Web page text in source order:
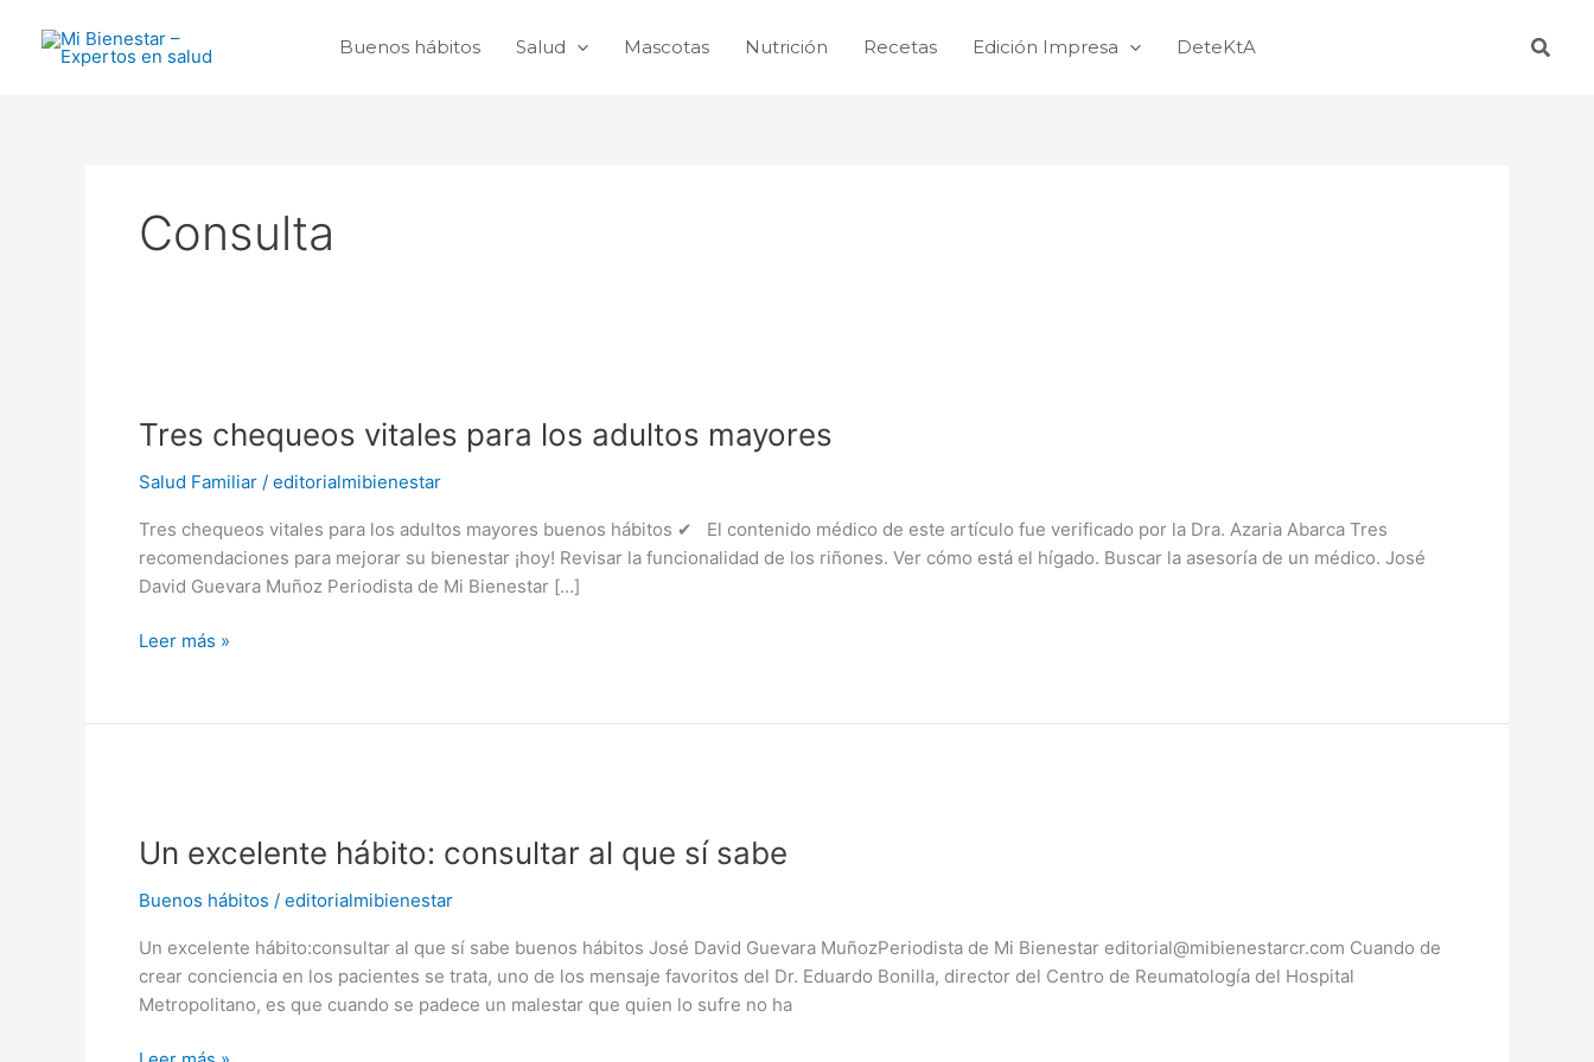
contenido
Buenos hábitos Salud Mascotas Nutrición Recetas Edición Impresa DeteKtA
Consulta
Tres chequeos vitales para los adultos mayores
Salud Familiar / editorialmibienestar
Tres chequeos vitales para los adultos mayores buenos hábitos ✔ El contenido médico de este artículo fue verificado por la Dra. Azaria Abarca Tres
recomendaciones para mejorar su bienestar ¡hoy! Revisar la funcionalidad de los riñones. Ver cómo está el hígado. Buscar la asesoría de un médico. José
David Guevara Muñoz Periodista de Mi Bienestar […]
vitales
los
mayores
Leer más »
Un excelente hábito: consultar al que sí sabe
Buenos hábitos / editorialmibienestar
Un excelente hábito:consultar al que sí sabe buenos hábitos José David Guevara MuñozPeriodista de Mi Bienestar editorial@mibienestarcr.com Cuando de
crear conciencia en los pacientes se trata, uno de los mensaje favoritos del Dr. Eduardo Bonilla, director del Centro de Reumatología del Hospital
Metropolitano, es que cuando se padece un malestar que quien lo sufre no ha
hábito:
al
sí
sabe